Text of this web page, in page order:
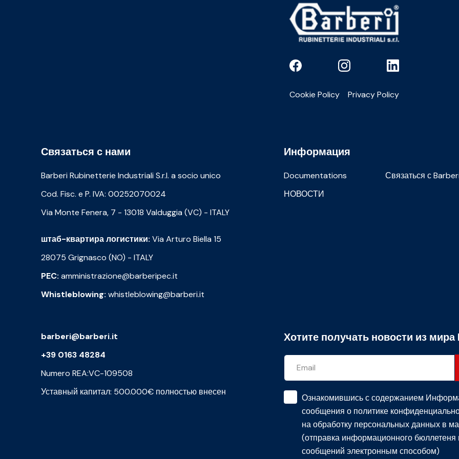
Cookie Policy Privacy Policy
Связаться с нами
Barberi Rubinetterie Industriali S.r.l. a socio unico
Cod. Fisc. e P. IVA: 00252070024
Via Monte Fenera, 7 - 13018 Valduggia (VC) - ITALY
штаб-квартира логистики: Via Arturo Biella 15
28075 Grignasco (NO) - ITALY
PEC: amministrazione@barberipec.it
Whistleblowing: whistleblowing@barberi.it
Информация
Documentations
Связаться с
НОВОСТИ
barberi@barberi.it
+39 0163 48284
Numero REA:VC-109508
Уставный капитал: 500.000€ полностью внесен
Хотите получать новости из
Ознакомившись с содержанием
сообщения о политике
на обработку персональных данных в
(отправка информационного
сообщений электронным способом)